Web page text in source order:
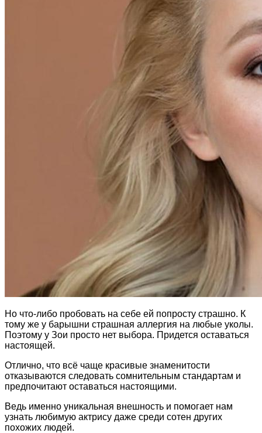
Но что-либо пробовать на себе ей попросту страшно. К
тому же у барышни страшная аллергия на любые уколы.
Поэтому у Зои просто нет выбора. Придется оставаться
настоящей.
Отлично, что всё чаще красивые знаменитости
отказываются следовать сомнительным стандартам и
предпочитают оставаться настоящими.
Ведь именно уникальная внешность и помогает нам
узнать любимую актрису даже среди сотен других
похожих людей.